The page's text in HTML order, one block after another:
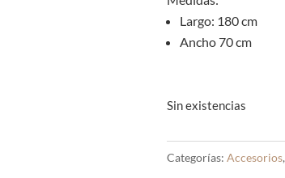
Largo: 180 cm
Ancho 70 cm
Sin existencias
Categorías: Accesorios,